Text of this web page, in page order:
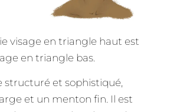
visage en triangle haut est
en triangle bas.
structuré et sophistiqué,
et un menton fin. Il est